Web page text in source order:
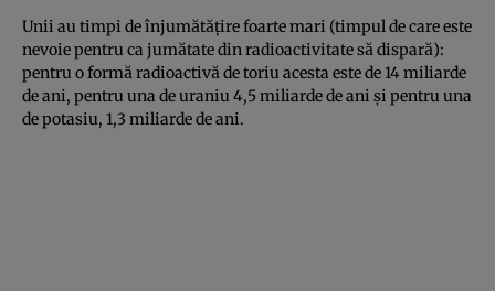
Unii au timpi de înjumătățire foarte mari (timpul de care este
nevoie pentru ca jumătate din radioactivitate să dispară):
pentru o formă radioactivă de toriu acesta este de 14 miliarde
de ani, pentru una de uraniu 4,5 miliarde de ani și pentru una
de potasiu, 1,3 miliarde de ani.